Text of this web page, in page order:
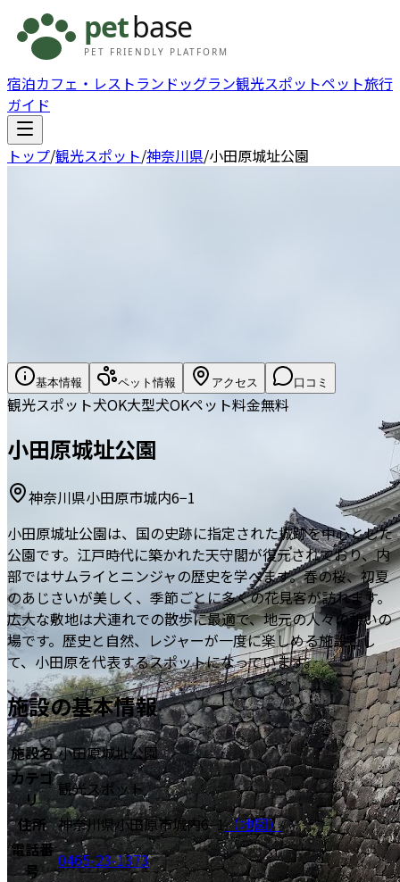
宿泊カフェ・レストラン ドッグラン観光スポットペット旅行
ガイド
トップ/観光スポット/神奈川県/小田原城址公園
基本情報 ペット情報 アクセス 口コミ
観光スポット犬OK大型犬OKペット料金無料
小田原城址公園
神奈川県小田原市城内6−1
小田原城址公園は、国の史跡に指定された城跡を中心とした
公園です。江戸時代に築かれた天守閣が復元されており、内
部ではサムライとニンジャの歴史を学べます。春の桜、初夏
のあじさいが美しく、季節ごとに多くの花見客が訪れます。
広大な敷地は犬連れでの散歩に最適で、地元の人々の憩いの
場です。歴史と自然、レジャーが一度に楽しめる施設とし
て、小田原を代表するスポットになっています。
施設の基本情報
施設名 小田原城址公園
カテゴ
リ
観光スポット
住所 神奈川県小田原市城内6−1（地図）
電話番
号
0465-23-1373